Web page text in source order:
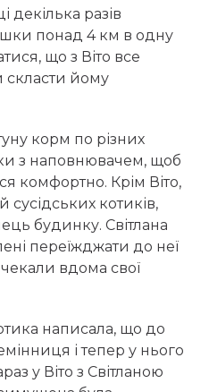
декілька разів
понад 4 км в одну
що з Віто все
скласти йому
корм по різних
з наповнювачем, щоб
комфортно. Крім Віто,
сусідських котиків,
будинку. Світлана
переїжджати до неї
чекали вдома свої
написала, що до
і тепер у нього
у Віто з Світланою